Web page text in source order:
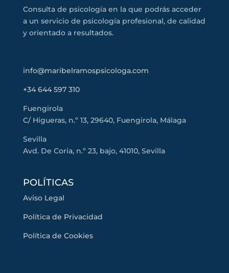
Consulta de psicología en la que podrás acceder
a un servicio de psicología profesional, de calidad
y orientado a resultados.
info@maribelramospsicologa.com
+34 644 597 310
Fuengirola
C/ Higueras, n.º 13, 29640, Fuengirola, Málaga
Sevilla
Avd. De Coria, n.º 23, bajo, 41010, Sevilla
POLÍTICAS
Aviso Legal
Política de Privacidad
Política de Cookies